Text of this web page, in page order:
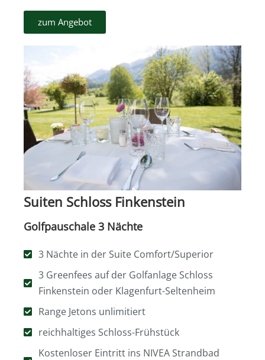
zum Angebot
Suiten Schloss Finkenstein
Golfpauschale 3 Nächte
3 Nächte in der Suite Comfort/Superior
3 Greenfees auf der Golfanlage Schloss
Finkenstein oder Klagenfurt-Seltenheim
Range Jetons unlimitiert
reichhaltiges Schloss-Frühstück
Kostenloser Eintritt ins NIVEA Strandbad